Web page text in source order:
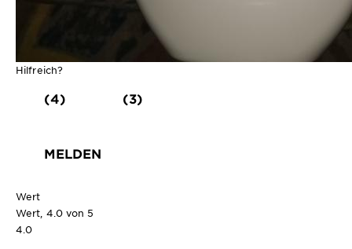
Hilfreich?
(4) (3)
MELDEN
Wert
Wert, 4.0 von 5
4.0